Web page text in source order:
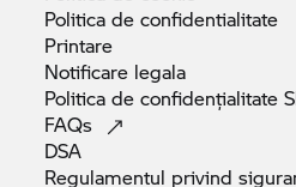
Politica deconfidentialitate
Printare
Notificare legala
Politica de confidențialitate
FAQs
DSA
Regulamentul privind